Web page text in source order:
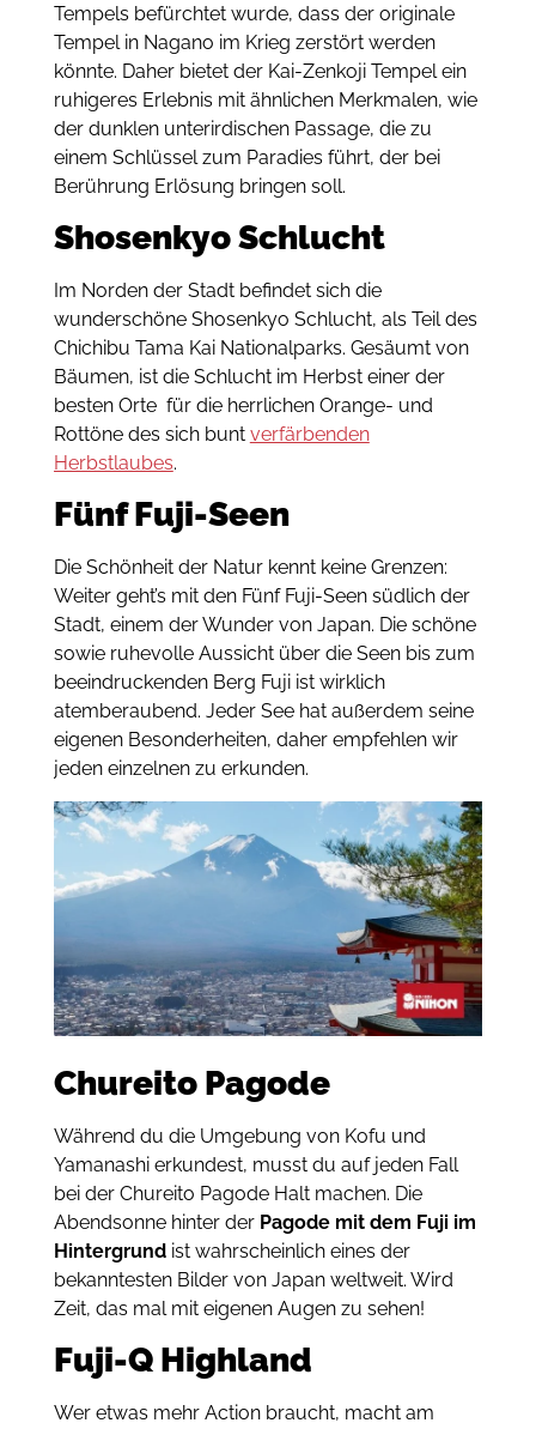
Tempels befürchtet wurde, dass der originale
Tempel in Nagano im Krieg zerstört werden
könnte. Daher bietet der Kai-Zenkoji Tempel ein
ruhigeres Erlebnis mit ähnlichen Merkmalen, wie
der dunklen unterirdischen Passage, die zu
einem Schlüssel zum Paradies führt, der bei
Berührung Erlösung bringen soll.
Shosenkyo Schlucht
Im Norden der Stadt befindet sich die
wunderschöne Shosenkyo Schlucht, als Teil des
Chichibu Tama Kai Nationalparks. Gesäumt von
Bäumen, ist die Schlucht im Herbst einer der
besten Orte für die herrlichen Orange- und
Rottöne des sich bunt verfärbenden
Herbstlaubes.
Fünf Fuji-Seen
Die Schönheit der Natur kennt keine Grenzen:
Weiter geht’s mit den Fünf Fuji-Seen südlich der
Stadt, einem der Wunder von Japan. Die schöne
sowie ruhevolle Aussicht über die Seen bis zum
beeindruckenden Berg Fuji ist wirklich
atemberaubend. Jeder See hat außerdem seine
eigenen Besonderheiten, daher empfehlen wir
jeden einzelnen zu erkunden.
Chureito Pagode
Während du die Umgebung von Kofu und
Yamanashi erkundest, musst du auf jeden Fall
bei der Chureito Pagode Halt machen. Die
Abendsonne hinter der Pagode mit dem Fuji im
Hintergrundist wahrscheinlich eines der
bekanntesten Bilder von Japan weltweit. Wird
Zeit, das mal mit eigenen Augen zu sehen!
Fuji-Q Highland
Wer etwas mehr Action braucht, macht am